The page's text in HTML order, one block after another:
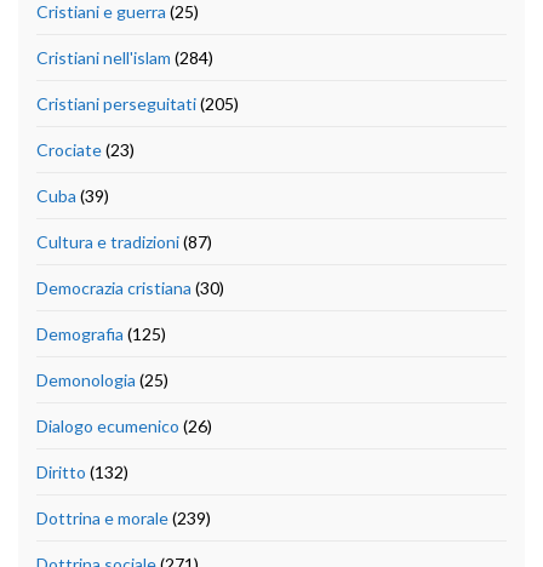
Cristiani e guerra (25)
Cristiani nell'islam (284)
Cristiani perseguitati(205)
Crociate(23)
Cuba (39)
Cultura e tradizioni(87)
Democrazia cristiana (30)
Demografia (125)
Demonologia (25)
Dialogo ecumenico (26)
Diritto (132)
Dottrina e morale(239)